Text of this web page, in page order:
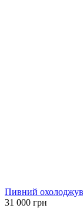
Пивний
31 000 грн